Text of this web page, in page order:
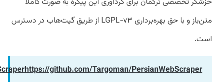
متن‌باز و با حق بهره‌برداری LGPL-v۳ از طریق گیت‌هاب در دسترس
است.
github.com/Targoman/PersianWebScraper